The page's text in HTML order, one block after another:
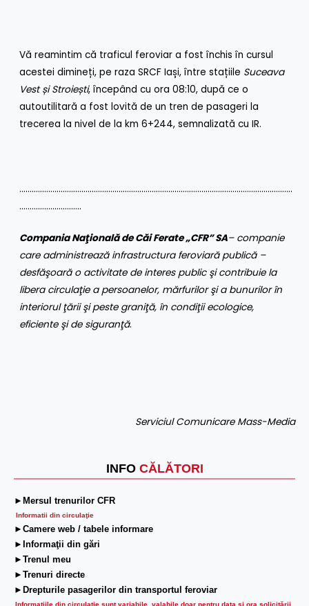
INFO CĂLĂTORI
►Mersul trenurilor CFR
Informatii din circulaţie
►Camere web / tabele informare
►Informaţii din gări
►Trenul meu
►Trenuri directe
►Drepturile pasagerilor din transportul feroviar
Vă reamintim că traficul feroviar a fost închis în cursul
acestei dimineți, pe raza SRCF Iași, între stațiile Suceava
Vest și Stroiești, începând cu ora 08:10, după ce o
autoutilitară a fost lovită de un tren de pasageri la
trecerea la nivel de la km 6+244, semnalizată cu IR.
……………………………………………………………………………………………………………………
…………………………
Compania Naţională de Căi Ferate „CFR” SA– companie
care administrează infrastructura feroviară publică –
desfăşoară o activitate de interes public şi contribuie la
libera circulaţie a persoanelor, mărfurilor şi a bunurilor în
interiorul ţării şi peste graniţă, în condiţii ecologice,
eficiente şi de siguranţă.
Serviciul Comunicare Mass-Media